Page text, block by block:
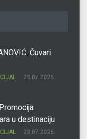
Čuvari
23.07.2026.
u destinaciju
23.07.2026.